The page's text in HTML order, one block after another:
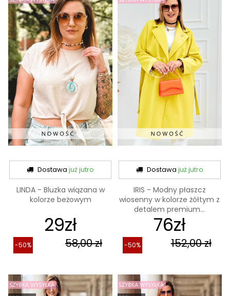
Dostawajuż jutro
LINDA - Bluzka wiązana w
kolorze beżowym
29zł
58,00 zł
-50%
Dostawa już jutro
IRIS - Modny płaszcz
wiosenny w kolorze żółtym z
detalem premium...
76zł
152,00 zł
-50%